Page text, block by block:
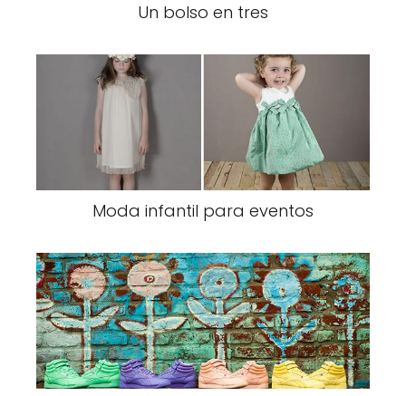
Un bolso en tres
Moda infantil para eventos